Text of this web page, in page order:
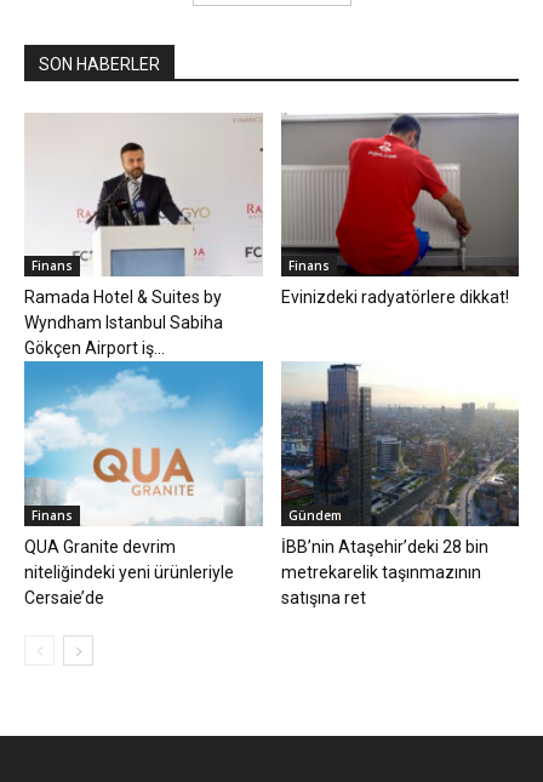
SON HABERLER
Finans
Ramada Hotel & Suites by
Wyndham Istanbul Sabiha
Gökçen Airport iş...
Finans
Evinizdeki radyatörlere dikkat!
Finans
QUA Granite devrim
niteliğindeki yeni ürünleriyle
Cersaie’de
Gündem
İBB’nin Ataşehir’deki 28 bin
metrekarelik taşınmazının
satışına ret